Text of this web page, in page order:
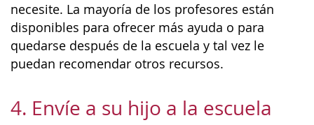
necesite. La mayoría de los profesores están
disponibles para ofrecer más ayuda o para
quedarse después de la escuela y tal vez le
puedan recomendar otros recursos.
4. Envíe a su hijo a la escuela